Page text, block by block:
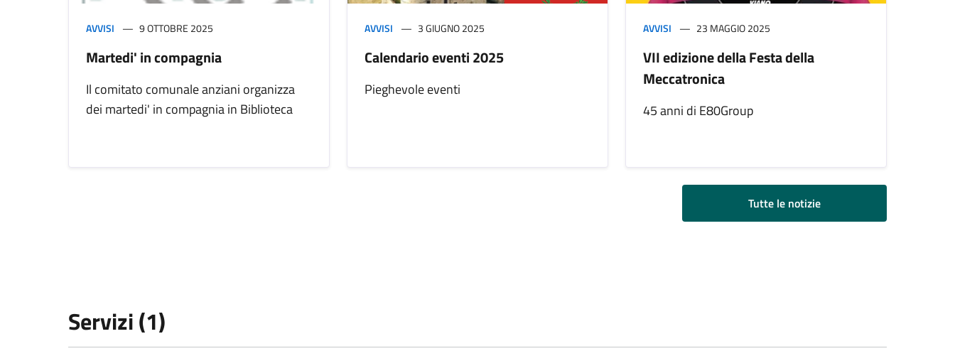
AVVISI 9 OTTOBRE 2025
Martedi' in compagnia
Il comitato comunale anziani organizza
dei martedi' in compagnia in Biblioteca
AVVISI 3 GIUGNO 2025
Calendario eventi 2025
Pieghevole eventi
AVVISI 23 MAGGIO 2025
VII edizione della Festa della
Meccatronica
45 anni di E80Group
Tutte le notizie
Servizi (1)